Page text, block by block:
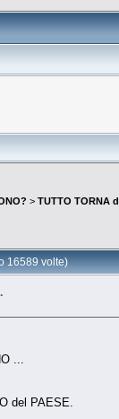
> TUTTO TORNA
16589 volte)
...
del PAESE.